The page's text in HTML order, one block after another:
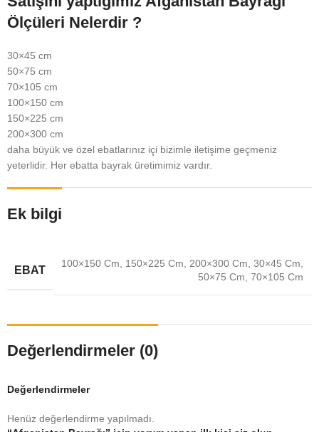
Ölçüleri Nelerdir ?
30×45 cm
50×75 cm
70×105 cm
100×150 cm
150×225 cm
200×300 cm
daha büyük ve özel ebatlarınız içi bizimle iletişime geçmeniz
yeterlidir. Her ebatta bayrak üretimimiz vardır.
Ek bilgi
EBAT
100×150 Cm, 150×225 Cm, 200×300 Cm, 30×45 Cm,
50×75 Cm, 70×105 Cm
Değerlendirmeler (0)
Değerlendirmeler
Henüz değerlendirme yapılmadı.